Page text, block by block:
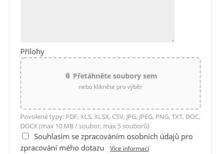
Přílohy
📎 Přetáhněte soubory sem
nebo klikněte pro výběr
Povolené typy: PDF, XLS, XLSX, CSV, JPG, JPEG, PNG, TXT, DOC,
DOCX (max 10 MB / soubor, max 5 souborů)
Souhlasím se zpracováním osobních údajů pro
zpracování mého dotazu
Více informací